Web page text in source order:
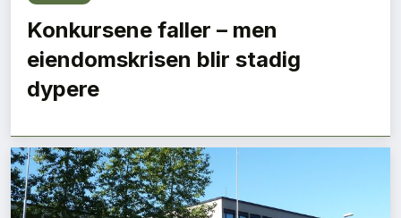
Konkursene faller – men
eiendomskrisen blir stadig
dypere